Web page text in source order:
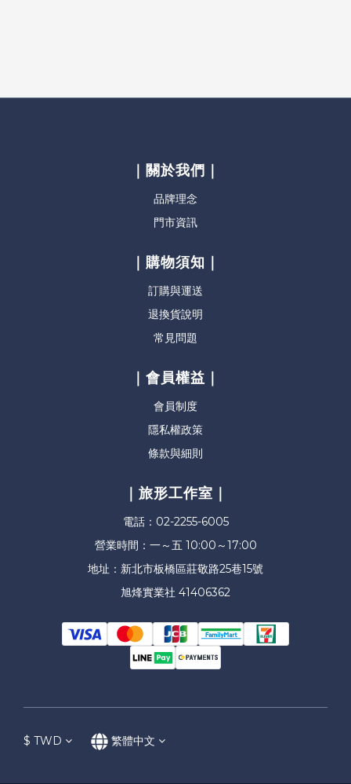
｜關於我們｜
品牌理念
門市資訊
｜購物須知｜
訂購與運送
退換貨說明
常見問題
｜會員權益｜
會員制度
隱私權政策
條款與細則
｜旅形工作室｜
電話：02-2255-6005
營業時間：一～五 10:00～17:00
地址：新北市板橋區莊敬路25巷15號
旭烽實業社 41406362
$ TWD 繁體中文